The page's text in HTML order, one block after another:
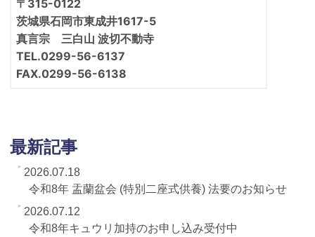
〒315-0122
茨城県石岡市東成井1617-5
真言宗 三白山 波切不動寺
TEL.0299-56-6137
FAX.0299-56-6138
最新記事
2026.07.18
令和8年 盂蘭盆会 (特別二座式供養) 法要のお知らせ
2026.07.12
令和8年キュウリ加持のお申し込み受付中